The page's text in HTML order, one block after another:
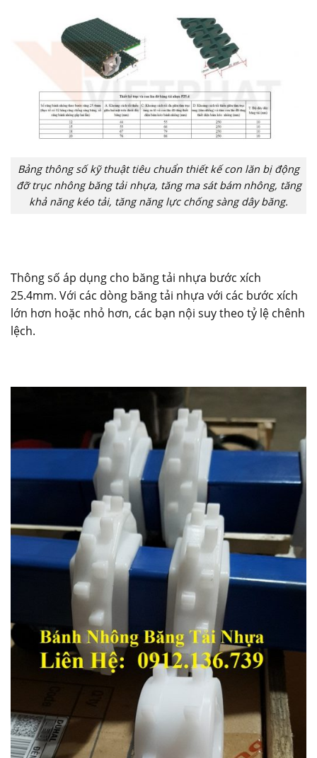
Bảng thông số kỹ thuật tiêu chuẩn thiết kế con lăn bị động
đỡ trục nhông băng tải nhựa, tăng ma sát bám nhông, tăng
khả năng kéo tải, tăng năng lực chống sàng dây băng.
Thông số áp dụng cho băng tải nhựa bước xích
25.4mm. Với các dòng băng tải nhựa với các bước xích
lớn hơn hoặc nhỏ hơn, các bạn nội suy theo tỷ lệ chênh
lệch.